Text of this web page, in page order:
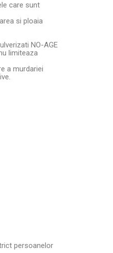
care sunt
si ploaia
NO-AGE
limiteaza
a murdariei
persoanelor